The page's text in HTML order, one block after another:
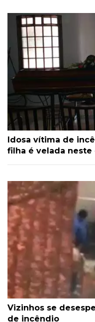
Idosa vítima de
filha é velada
Vizinhos se
de incêndio